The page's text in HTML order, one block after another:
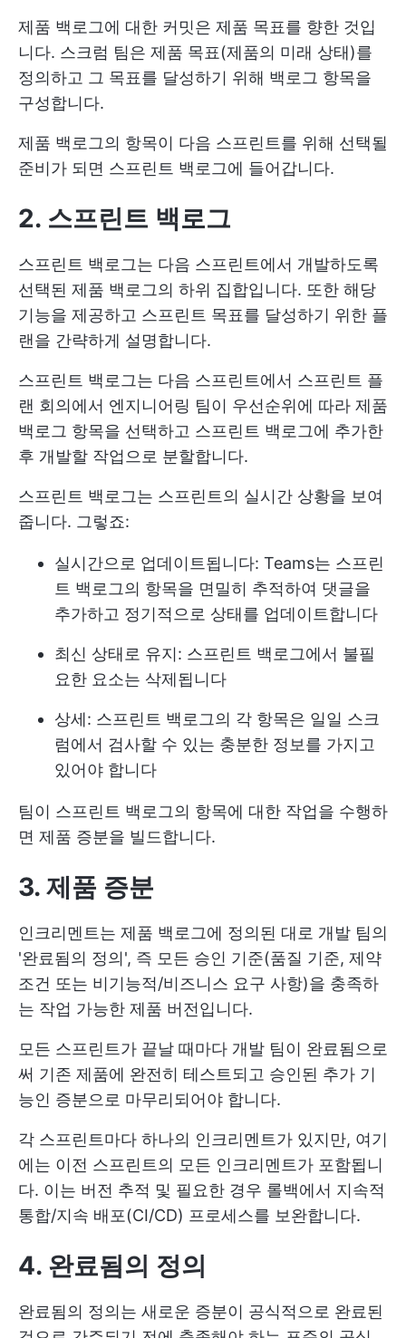
제품 백로그에 대한 커밋은 제품 목표를 향한 것입
니다. 스크럼 팀은 제품 목표(제품의 미래 상태)를
정의하고 그 목표를 달성하기 위해 백로그 항목을
구성합니다.
제품 백로그의 항목이 다음 스프린트를 위해 선택될
준비가 되면 스프린트 백로그에 들어갑니다.
2. 스프린트 백로그
스프린트 백로그는 다음 스프린트에서 개발하도록
선택된 제품 백로그의 하위 집합입니다. 또한 해당
기능을 제공하고 스프린트 목표를 달성하기 위한 플
랜을 간략하게 설명합니다.
스프린트 백로그는 다음 스프린트에서 스프린트 플
랜 회의에서 엔지니어링 팀이 우선순위에 따라 제품
백로그 항목을 선택하고 스프린트 백로그에 추가한
후 개발할 작업으로 분할합니다.
스프린트 백로그는 스프린트의 실시간 상황을 보여
줍니다. 그렇죠:
실시간으로 업데이트됩니다: Teams는 스프린
트 백로그의 항목을 면밀히 추적하여 댓글을
추가하고 정기적으로 상태를 업데이트합니다
최신 상태로 유지: 스프린트 백로그에서 불필
요한 요소는 삭제됩니다
상세: 스프린트 백로그의 각 항목은 일일 스크
럼에서 검사할 수 있는 충분한 정보를 가지고
있어야 합니다
팀이 스프린트 백로그의 항목에 대한 작업을 수행하
면 제품 증분을 빌드합니다.
3. 제품 증분
인크리멘트는 제품 백로그에 정의된 대로 개발 팀의
'완료됨의 정의', 즉 모든 승인 기준(품질 기준, 제약
조건 또는 비기능적/비즈니스 요구 사항)을 충족하
는 작업 가능한 제품 버전입니다.
모든 스프린트가 끝날 때마다 개발 팀이 완료됨으로
써 기존 제품에 완전히 테스트되고 승인된 추가 기
능인 증분으로 마무리되어야 합니다.
각 스프린트마다 하나의 인크리멘트가 있지만, 여기
에는 이전 스프린트의 모든 인크리멘트가 포함됩니
다. 이는 버전 추적 및 필요한 경우 롤백에서 지속적
통합/지속 배포(CI/CD) 프로세스를 보완합니다.
4. 완료됨의 정의
완료됨의 정의는 새로운 증분이 공식적으로 완료된